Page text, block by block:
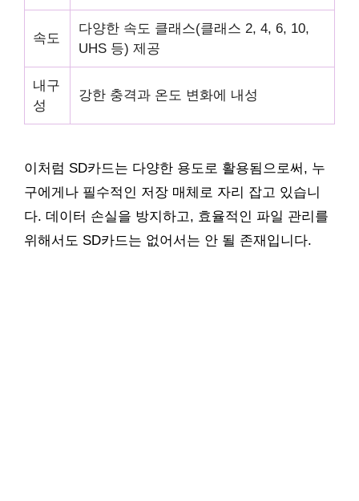
속도
다양한 속도 클래스(클래스 2, 4, 6, 10,
UHS 등) 제공
내구
성
강한 충격과 온도 변화에 내성
이처럼 SD카드는 다양한 용도로 활용됨으로써, 누
구에게나 필수적인 저장 매체로 자리 잡고 있습니
다. 데이터 손실을 방지하고, 효율적인 파일 관리를
위해서도 SD카드는 없어서는 안 될 존재입니다.